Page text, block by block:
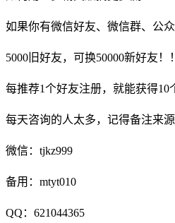
如果你有微信好友、微信群、公
5000旧好友，可换50000新好友！
每推荐1个好友注册，就能获得10
每天咨询的人太多，记得备注来
微信：tjkz999
备用：mtyt010
QQ：621044365